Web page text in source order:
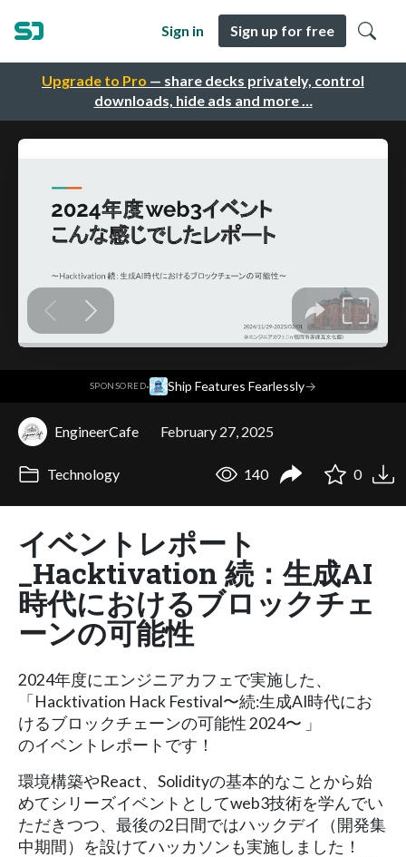
Upgrade to Pro — share decks privately, control
downloads, hide ads and more …
Sign in Sign up for free
SPONSORED· Ship Features Fearlessly→
EngineerCafe February 27, 2025
Technology 140 0
イベントレポート
_Hacktivation 続：生成AI
時代におけるブロックチェ
ーンの可能性
2024年度にエンジニアカフェで実施した、
「Hacktivation Hack Festival〜続:生成AI時代にお
けるブロックチェーンの可能性 2024〜 」
のイベントレポートです！
環境構築やReact、Solidityの基本的なことから始
めてシリーズイベントとしてweb3技術を学んでい
ただきつつ、最後の2日間ではハックデイ（開発集
中期間）を設けてハッカソンも実施しました！